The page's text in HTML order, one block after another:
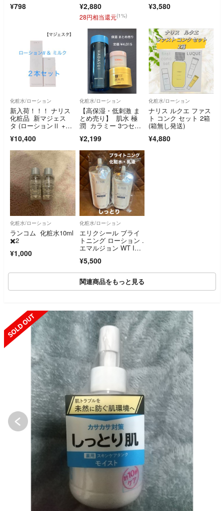
¥798 ¥2,880
28円相当還元(1%)
¥3,580
化粧水/ローション
新入荷！！！ ナリス
化粧品 新マジェス
タ (ローションⅡ +ミ
¥10,400
化粧水/ローション
【高保湿・低刺激 ま
とめ売り】 肌水 極
潤 カラミー 3つセッ
¥2,199
化粧水/ローション
ナリス ルクエ ファス
ト コンク セット 2箱
(箱無し発送)
¥4,880
化粧水/ローション
ランコム 化粧水10ml
✖️2
¥1,000
化粧水/ローション
エリクシール ブライ
トニング ローション .
エマルジョン WT I
¥5,500
関連商品をもっと見る
SOLD OUT